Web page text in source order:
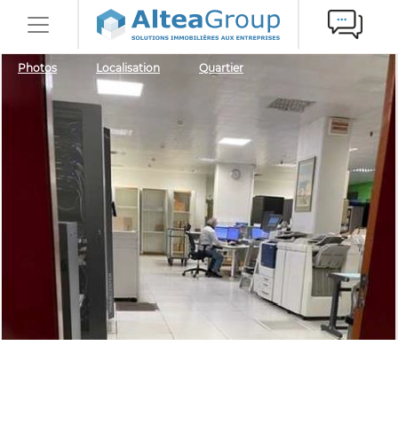
Photos Localisation Quartier